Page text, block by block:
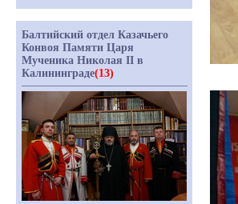
Балтийский отдел Казачьего
Конвоя Памяти Царя
Мученика Николая II в
Калининграде(13)